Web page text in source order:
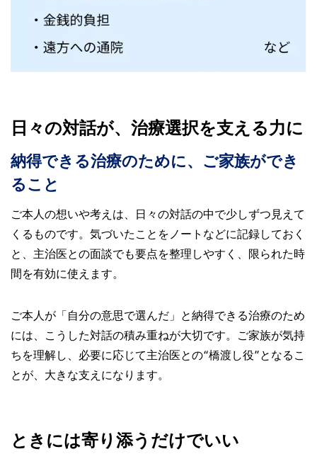
日々の対話が、治療選択を支える力に
納得できる治療のために、ご家族ができ
ること
ご本人の想いや考えは、日々の対話の中で少しずつ見えて
くるものです。気づいたことをノートなどに記録しておく
と、主治医との面談でも要点を整理しやすく、限られた時
間を有効に使えます。
ご本人が「自分の意思で選んだ」と納得できる治療のため
には、こうした対話の積み重ねが大切です。ご家族が気持
ちを理解し、必要に応じて主治医との“橋渡し役”となるこ
とが、大きな支えになります。
ときには寄り添うだけでいい